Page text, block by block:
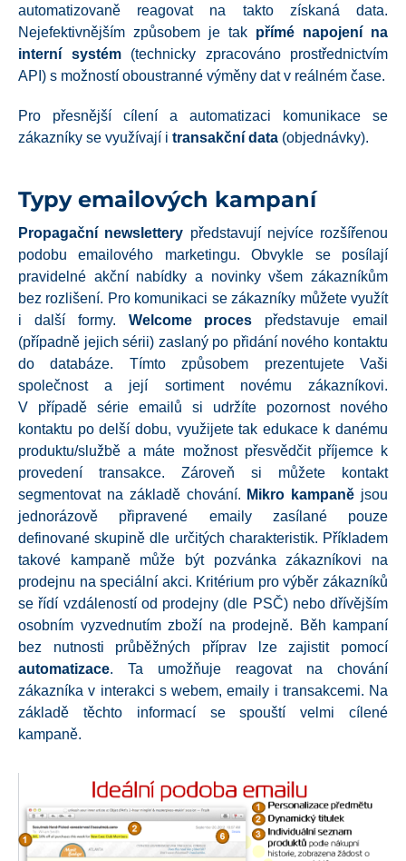
automatizovaně reagovat na takto získaná data.
Nejefektivnějším způsobem je tak přímé napojení na
interní systém(technicky zpracováno prostřednictvím
API) s možností oboustranné výměny dat v reálném čase.
Pro přesnější cílení a automatizaci komunikace se
zákazníky se využívají i transakční data (objednávky).
Typy emailových kampaní​
Propagační newslettery představují nejvíce rozšířenou
podobu emailového marketingu. Obvykle se posílají
pravidelné akční nabídky a novinky všem zákazníkům
bez rozlišení. Pro komunikaci se zákazníky můžete využít
i další formy. Welcome proces představuje email
(případně jejich sérii) zaslaný po přidání nového kontaktu
do databáze. Tímto způsobem prezentujete Vaši
společnost a její sortiment novému zákazníkovi.
V případě série emailů si udržíte pozornost nového
kontaktu po delší dobu, využijete tak edukace k danému
produktu/službě a máte možnost přesvědčit příjemce k
provedení transakce. Zároveň si můžete kontakt
segmentovat na základě chování. Mikro kampaně jsou
jednorázově připravené emaily zasílané pouze
definované skupině dle určitých charakteristik. Příkladem
takové kampaně může být pozvánka zákazníkovi na
prodejnu na speciální akci. Kritérium pro výběr zákazníků
se řídí vzdáleností od prodejny (dle PSČ) nebo dřívějším
osobním vyzvednutím zboží na prodejně. Běh kampaní
bez nutnosti průběžných příprav lze zajistit pomocí
automatizace. Ta umožňuje reagovat na chování
zákazníka v interakci s webem, emaily i transakcemi. Na
základě těchto informací se spouští velmi cílené
kampaně.